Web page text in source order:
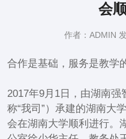
会
作者：ADMIN
合作是基础，服务是教学
2017年9月1日，由湖南
称“我司”）承建的湖南大
会在湖南大学顺利进行。